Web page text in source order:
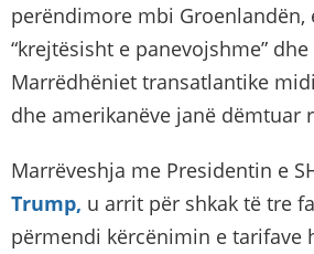
perëndimore mbi Groenlandën,
“krejtësisht e panevojshme” dhe
Marrëdhëniet transatlantike
dhe amerikanëve janë dëmtuar
Marrëveshja me Presidentin e
Trump, u arrit për shkak të tre
përmendi kërcënimin e tarifave